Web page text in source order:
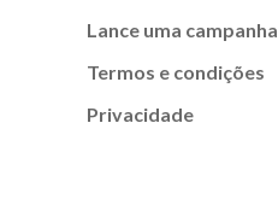
Lance uma campanha
Termos e condições
Privacidade